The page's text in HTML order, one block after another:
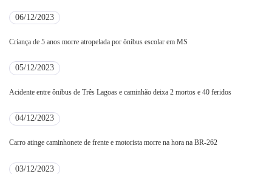
06/12/2023
Criança de 5 anos morre atropelada por ônibus escolar em MS
05/12/2023
Acidente entre ônibus de Três Lagoas e caminhão deixa 2 mortos e 40 feridos
04/12/2023
Carro atinge caminhonete de frente e motorista morre na hora na BR-262
03/12/2023